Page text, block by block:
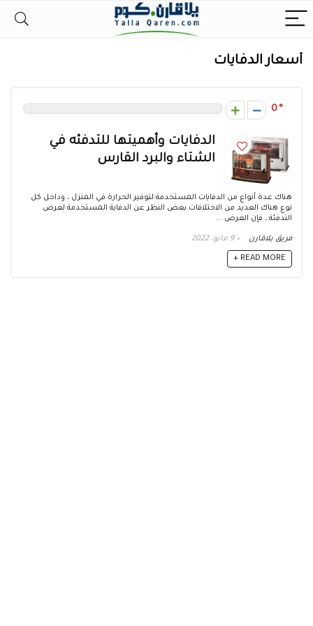
أسعار الدفايات
0
الدفايات وأهميتها للتدفئه في
الشتاء والبرد القارس
هناك عدة أنواع من الدفايات المستخدمة لتوفير الحرارة في المنزل ، وداخل كل
نوع هناك العديد من الاختلافات.بغض النظر عن الدفاية المستخدمة لغرض
التدفئة ، فإن الغرض ...
فريق يلاقارن 9 مايو، 2022
READ MORE +